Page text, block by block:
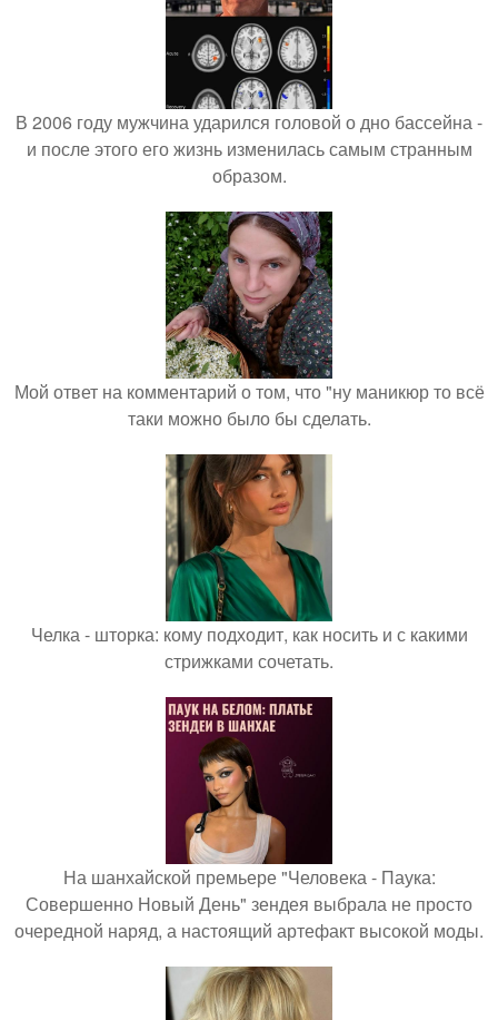
В 2006 году мужчина ударился головой о дно бассейна -
и после этого его жизнь изменилась самым странным
образом.
Мой ответ на комментарий о том, что "ну маникюр то всё
таки можно было бы сделать.
Челка - шторка: кому подходит, как носить и с какими
стрижками сочетать.
На шанхайской премьере "Человека - Паука:
Совершенно Новый День" зендея выбрала не просто
очередной наряд, а настоящий артефакт высокой моды.